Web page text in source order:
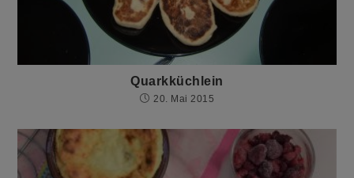
Quarkküchlein
20. Mai 2015